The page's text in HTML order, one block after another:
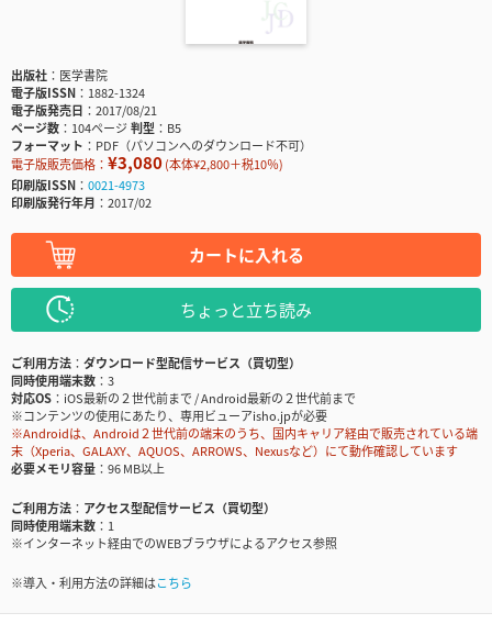
出版社
医学書院
電子版ISSN
1882-1324
電子版発売日
2017/08/21
ページ数
104ページ判型
B5
フォーマット
PDF（パソコンへのダウンロード不可）
電子版販売価格： ¥3,080(本体¥2,800＋税10％)
印刷版ISSN
0021-4973
印刷版発行年月
2017/02
カートに入れる
ちょっと立ち読み
ご利用方法
ダウンロード型配信サービス（買切型）
同時使用端末数
3
対応OS
iOS最新の２世代前まで / Android最新の２世代前まで
※コンテンツの使用にあたり、専用ビューアisho.jpが必要
※Androidは、Android２世代前の端末のうち、国内キャリア経由で販売されている端
末（Xperia、GALAXY、AQUOS、ARROWS、Nexusなど）にて動作確認しています
必要メモリ容量
96 MB以上
ご利用方法
アクセス型配信サービス（買切型）
同時使用端末数
1
※インターネット経由でのWEBブラウザによるアクセス参照
※導入・利用方法の詳細はこちら